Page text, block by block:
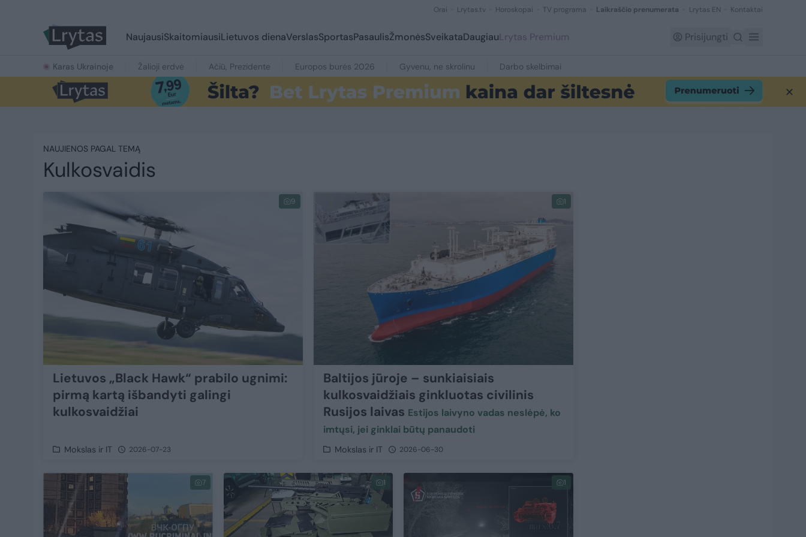
Orai Lrytas.tv Horoskopai TV programa Laikraščio prenumerata Lrytas EN Kontaktai
NaujausiSkaitomiausiLietuvos dienaVerslasSportasPasaulisŽmonėsSveikataDaugiauLrytas Premium Prisijungti
Karas Ukrainoje Žalioji erdvė Ačiū, Prezidente Europos burės 2026 Gyvenu, ne skrolinu Darbo skelbimai
NAUJIENOS PAGAL TEMĄ
Kulkosvaidis
9
Lietuvos „Black Hawk“ prabilo ugnimi:
pirmą kartą išbandyti galingi
kulkosvaidžiai
Mokslas ir IT 2026-07-23
1
Baltijos jūroje – sunkiaisiais
kulkosvaidžiais ginkluotas civilinis
Rusijos laivas Estijos laivyno vadas neslėpė, ko
imtųsi, jei ginklai būtų panaudoti
Mokslas ir IT 2026-06-30
7 1 1